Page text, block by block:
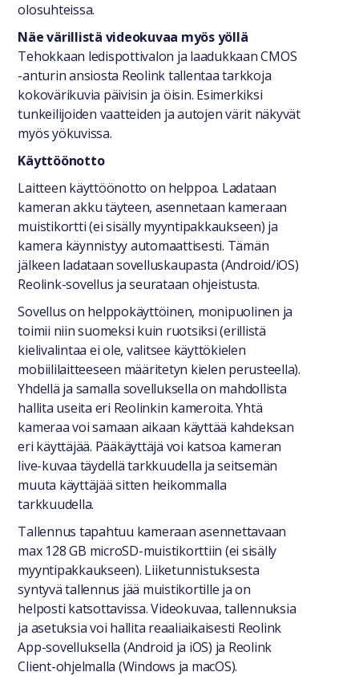
olosuhteissa.
Näe värillistä videokuvaa myös yöllä
Tehokkaan ledispottivalon ja laadukkaan CMOS
-anturin ansiosta Reolink tallentaa tarkkoja
kokovärikuvia päivisin ja öisin. Esimerkiksi
tunkeilijoiden vaatteiden ja autojen värit näkyvät
myös yökuvissa.
Käyttöönotto
Laitteen käyttöönotto on helppoa. Ladataan
kameran akku täyteen, asennetaan kameraan
muistikortti (ei sisälly myyntipakkaukseen) ja
kamera käynnistyy automaattisesti. Tämän
jälkeen ladataan sovelluskaupasta (Android/iOS)
Reolink-sovellus ja seurataan ohjeistusta.
Sovellus on helppokäyttöinen, monipuolinen ja
toimii niin suomeksi kuin ruotsiksi (erillistä
kielivalintaa ei ole, valitsee käyttökielen
mobiililaitteeseen määritetyn kielen perusteella).
Yhdellä ja samalla sovelluksella on mahdollista
hallita useita eri Reolinkin kameroita. Yhtä
kameraa voi samaan aikaan käyttää kahdeksan
eri käyttäjää. Pääkäyttäjä voi katsoa kameran
live-kuvaa täydellä tarkkuudella ja seitsemän
muuta käyttäjää sitten heikommalla
tarkkuudella.
Tallennus tapahtuu kameraan asennettavaan
max 128 GB microSD-muistikorttiin (ei sisälly
myyntipakkaukseen). Liiketunnistuksesta
syntyvä tallennus jää muistikortille ja on
helposti katsottavissa. Videokuvaa, tallennuksia
ja asetuksia voi hallita reaaliaikaisesti Reolink
App-sovelluksella (Android ja iOS) ja Reolink
Client-ohjelmalla (Windows ja macOS).